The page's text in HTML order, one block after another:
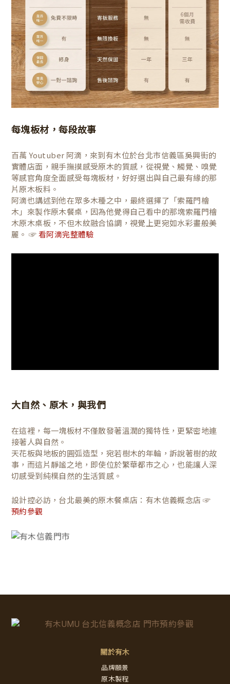
每塊板材，每段故事
百萬 Youtuber 阿滴，來到有木位於台北市信義區吳興街的
實體店面，親手撫摸感受原木的質感，從視覺、觸覺、嗅覺
等感官角度全面感受每塊板材，好好選出與自己最有緣的那
片原木板料。
阿滴也講述到他在眾多木種之中，最終選擇了「索羅門檜
木」來製作原木餐桌，因為他覺得自己看中的那塊索羅門檜
木原木桌板，不但木紋融合協調，視覺上更宛如水彩畫般美
麗。 ☞ 看阿滴完整體驗
大自然、原木，與我們
在這裡，每一塊板材不僅散發著溫潤的獨特性，更緊密地連
接著人與自然。
天花板與地板的圓弧造型，宛若樹木的年輪，訴說著樹的故
事，而這片靜謐之地，即使位於繁華都市之心，也能讓人深
切感受到純樸自然的生活質感。
設計控必訪，台北最美的原木餐桌店：有木信義概念店 ☞
預約參觀
關於有木
品牌願景
原木製程